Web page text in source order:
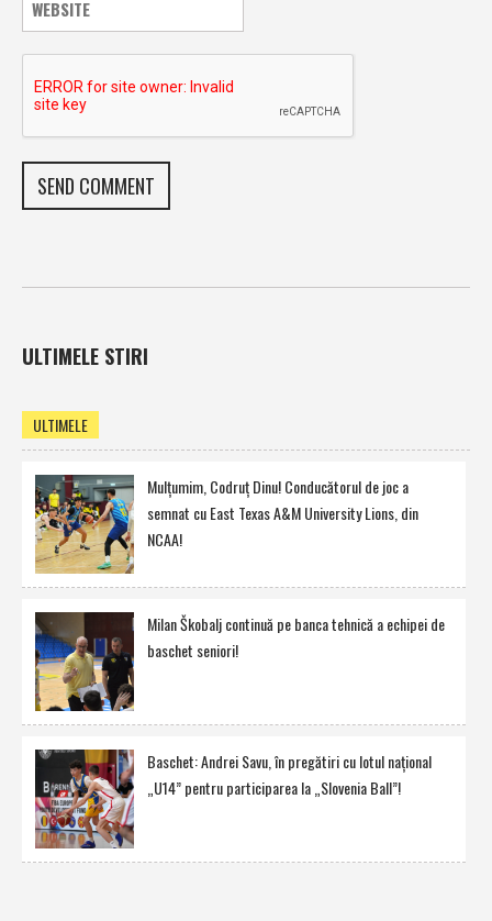
ULTIMELE STIRI
ULTIMELE
Mulţumim, Codruţ Dinu! Conducătorul de joc a
semnat cu East Texas A&M University Lions, din
NCAA!
Milan Škobalj continuă pe banca tehnică a echipei de
baschet seniori!
Baschet: Andrei Savu, în pregătiri cu lotul naţional
„U14” pentru participarea la „Slovenia Ball”!